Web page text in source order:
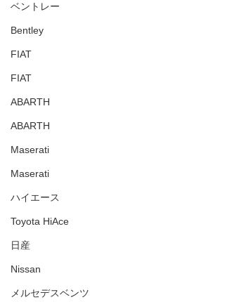
ベントレー
Bentley
FIAT
FIAT
ABARTH
ABARTH
Maserati
Maserati
ハイエース
Toyota HiAce
日産
Nissan
メルセデスベンツ